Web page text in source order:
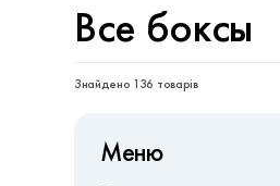
Все боксы
Знайдено 136 товарів
Меню